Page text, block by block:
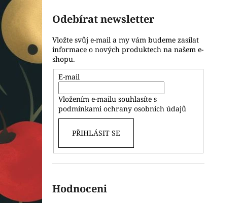
Odebírat newsletter
Vložte svůj e-mail a my vám budeme zasílat
informace o nových produktech na našem e-
shopu.
E-mail
Vložením e-mailu souhlasíte s
podmínkami ochrany osobních údajů
PŘIHLÁSIT SE
Hodnoceni